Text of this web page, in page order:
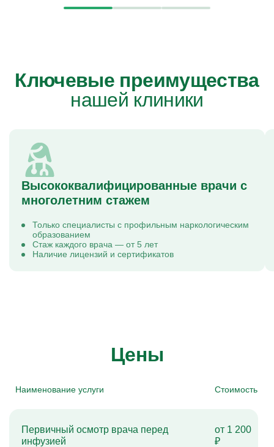
Ключевые преимущества
нашей клиники
Высококвалифицированные врачи с
многолетним стажем
Только специалисты с профильным наркологическим
образованием
Стаж каждого врача — от 5 лет
Наличие лицензий и сертификатов
Цены
Наименование услуги Стоимость
Первичный осмотр врача перед
инфузией
от 1 200
₽